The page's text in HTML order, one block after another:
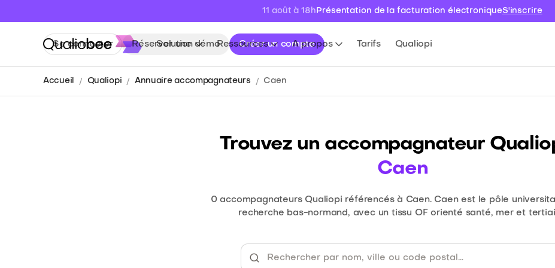
11 août à 18hPrésentation de la facturation électroniqueS'inscrire
Solution Ressources A propos Tarifs Qualiopi
Se connecter Réserver une démo Créer un compte
Accueil Qualiopi Annuaire accompagnateurs Caen
Trouvez un accompagnateur
Caen
0accompagnateurs Qualiopi référencés à Caen. Caen est le pôle
recherche bas-normand, avec un tissu OF orienté santé, mer et